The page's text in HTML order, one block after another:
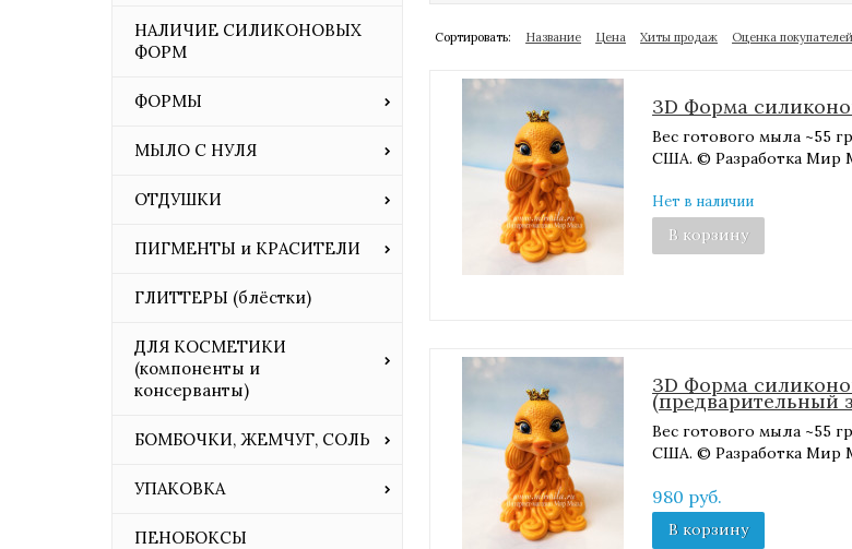
НАЛИЧИЕ СИЛИКОНОВЫХ
ФОРМ
ФОРМЫ
МЫЛО С НУЛЯ
ОТДУШКИ
ПИГМЕНТЫ и КРАСИТЕЛИ
ГЛИТТЕРЫ (блёстки)
ДЛЯ КОСМЕТИКИ
(компоненты и
консерванты)
БОМБОЧКИ, ЖЕМЧУГ, СОЛЬ
УПАКОВКА
ПЕНОБОКСЫ
Сортировать: Название Цена Хиты продаж Оценка покупателей
3D Форма
​Вес готового мыла ~55
США. © Разработка
Нет в наличии
В корзину
3D Форма
(предварительный
​Вес готового мыла ~55
США. © Разработка
980 руб.
В корзину